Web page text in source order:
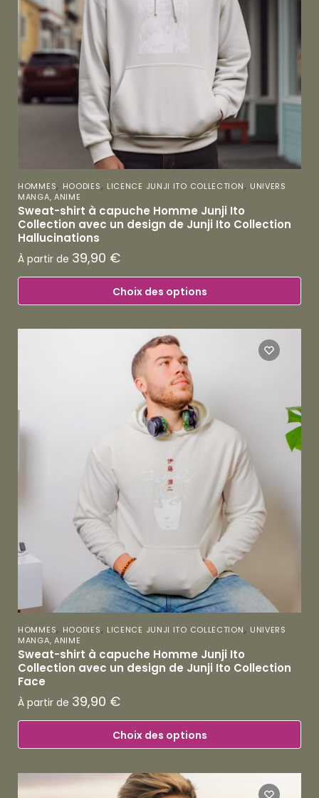
HOMMES, HOODIES, LICENCE JUNJI ITO COLLECTION, UNIVERS
MANGA, ANIME
Sweat-shirt à capuche Homme Junji Ito
Collection avec un design de Junji Ito Collection
Hallucinations
À partir de 39,90 €
Choix des options
HOMMES, HOODIES, LICENCE JUNJI ITO COLLECTION, UNIVERS
MANGA, ANIME
Sweat-shirt à capuche Homme Junji Ito
Collection avec un design de Junji Ito Collection
Face
À partir de 39,90 €
Choix des options